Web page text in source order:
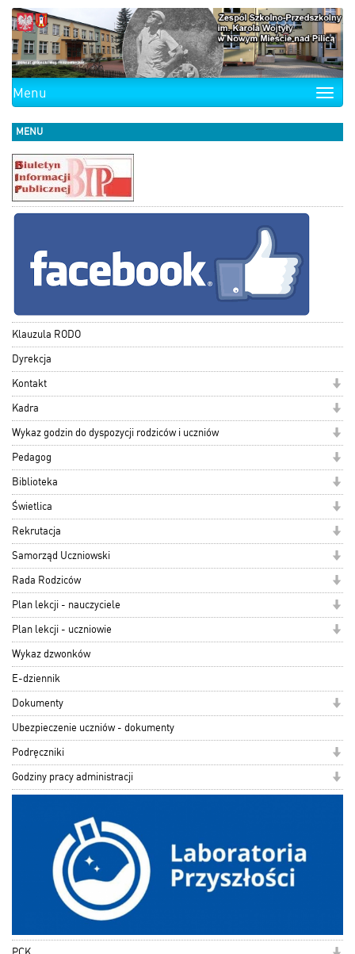
Toggle
Menu
MENU
Klauzula RODO
Dyrekcja
Kontakt
Kadra
Wykaz godzin do dyspozycji rodziców i uczniów
Pedagog
Biblioteka
Świetlica
Rekrutacja
Samorząd Uczniowski
Rada Rodziców
Plan lekcji - nauczyciele
Plan lekcji - uczniowie
Wykaz dzwonków
E-dziennik
Dokumenty
Ubezpieczenie uczniów - dokumenty
Podręczniki
Godziny pracy administracji